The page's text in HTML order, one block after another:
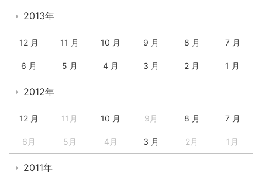
2013年
12 月 11 月 10 月 9 月 8 月 7 月
6 月 5 月 4 月 3 月 2 月 1 月
2012年
12 月 11月 10 月 9月 8 月 7 月
6月 5月 4月 3 月 2月 1月
2011年